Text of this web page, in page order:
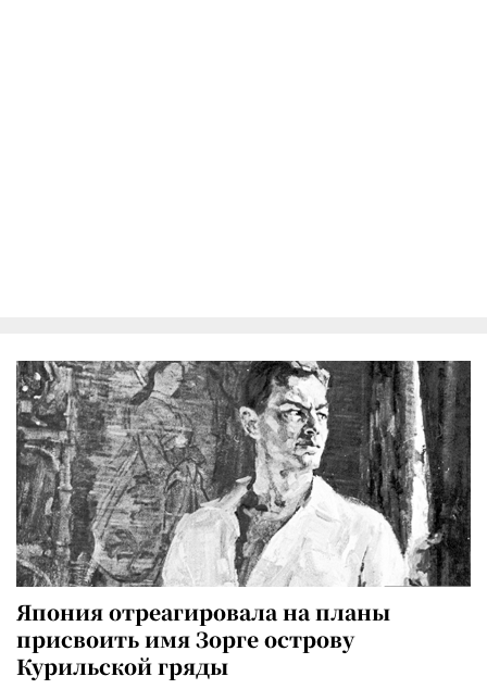
Япония отреагировала на планы
присвоить имя Зорге острову
Курильской гряды